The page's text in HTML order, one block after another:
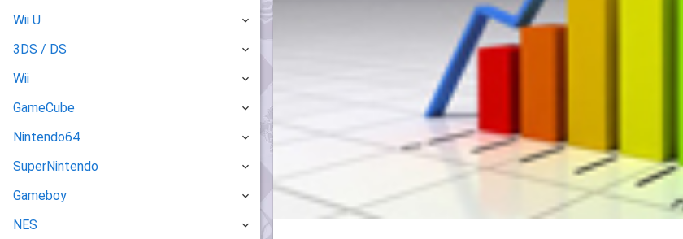
Wii U
3DS / DS
Wii
GameCube
Nintendo64
SuperNintendo
Gameboy
NES